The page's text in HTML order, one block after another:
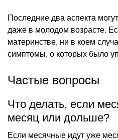
Последние два аспекта
даже в молодом возрасте.
материнстве, ни в коем
симптомы, о которых было
Частые вопросы
Что делать, если
месяц или дольше?
Если месячные идут уже